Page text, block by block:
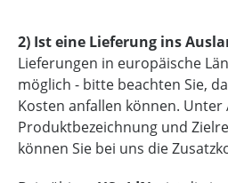
2) Ist eine Lieferung ins
Lieferungen in europäische
möglich - bitte beachten Sie,
Kosten anfallen können. Unter
Produktbezeichnung und
können Sie bei uns die